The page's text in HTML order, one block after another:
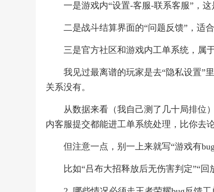
一是游戏内“设置-客服-联系客服”，
二是战斗结算界面的“问题反馈”，适
三是官方社区和游戏内工单系统，属
我见过最离谱的玩家是去“隐私设置”
关系没有。
从数据来看（我自己测了几十局排位
内客服提交都能进工单系统处理，比你去
但注意一点，别一上来就写“游戏有
比如“吕布大招释放后无伤害判定”“回